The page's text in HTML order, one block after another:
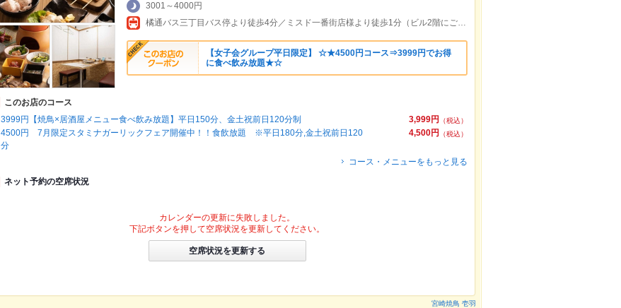
3001～4000円
橘通バス三丁目バス停より徒歩4分／ミスド一番街店様より徒歩1分（ビル2階にございます）
【女子会グループ平日限定】 ☆★4500円コース⇒3999円でお得
に食べ飲み放題★☆
このお店のコース
3,999円
（税込）
3999円【焼鳥×居酒屋メニュー食べ飲み放題】平日150分、金土祝前日120分制
4,500円
（税込）
4500円 7月限定スタミナガーリックフェア開催中！！食飲放題 ※平日180分,金土祝前日120
分
コース・メニューをもっと見る
ネット予約の空席状況
カレンダーの更新に失敗しました。
下記ボタンを押して空席状況を更新してください。
空席状況を更新する
宮崎焼鳥 壱羽